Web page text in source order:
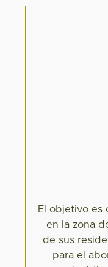
El objetivo es
en la zona
de sus
para el